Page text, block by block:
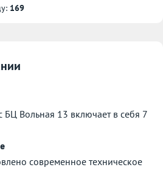
169
Вольная 13 включает в себя 7
современное техническое